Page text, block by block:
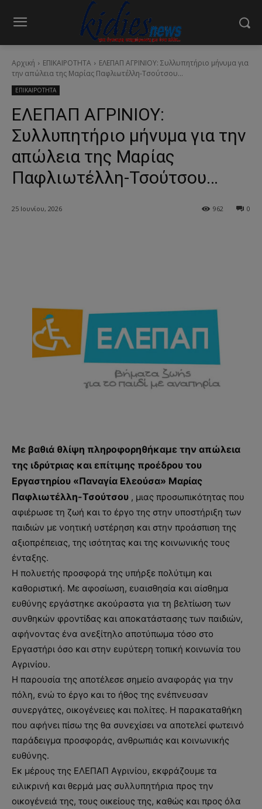
Αρχική ΕΠΙΚΑΙΡΟΤΗΤΑ
ΕΛΕΠΑΠ ΑΓΡΙΝΙΟΥ: Συλλυπητήριο μήνυμα για
την απώλεια της Μαρίας Παφλιωτέλλη-Τσούτσου...
ΕΠΙΚΑΙΡΟΤΗΤΑ
ΕΛΕΠΑΠ ΑΓΡΙΝΙΟΥ:
Συλλυπητήριο μήνυμα για την
απώλεια της Μαρίας
Παφλιωτέλλη-Τσούτσου…
25 Ιουνίου, 2026 0
962
Με βαθιά θλίψη πληροφορηθήκαμε την απώλεια
της ιδρύτριας και επίτιμης προέδρου του
Εργαστηρίου «Παναγία Ελεούσα» Μαρίας
Παφλιωτέλλη-Τσούτσου , μιας προσωπικότητας που
αφιέρωσε τη ζωή και το έργο της στην υποστήριξη των
παιδιών με νοητική υστέρηση και στην προάσπιση της
αξιοπρέπειας, της ισότητας και της κοινωνικής τους
ένταξης.
Η πολυετής προσφορά της υπήρξε πολύτιμη και
καθοριστική. Με αφοσίωση, ευαισθησία και αίσθημα
ευθύνης εργάστηκε ακούραστα για τη βελτίωση των
συνθηκών φροντίδας και αποκατάστασης των παιδιών,
αφήνοντας ένα ανεξίτηλο αποτύπωμα τόσο στο
Εργαστήρι όσο και στην ευρύτερη τοπική κοινωνία του
Αγρινίου.
Η παρουσία της αποτέλεσε σημείο αναφοράς για την
πόλη, ενώ το έργο και το ήθος της ενέπνευσαν
συνεργάτες, οικογένειες και πολίτες. Η παρακαταθήκη
που αφήνει πίσω της θα συνεχίσει να αποτελεί φωτεινό
παράδειγμα προσφοράς, ανθρωπιάς και κοινωνικής
ευθύνης.
Εκ μέρους της ΕΛΕΠΑΠ Αγρινίου, εκφράζουμε τα
ειλικρινή και θερμά μας συλλυπητήρια προς την
οικογένειά της, τους οικείους της, καθώς και προς όλα